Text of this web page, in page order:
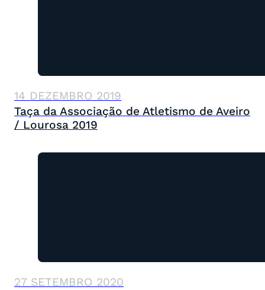
14 DEZEMBRO 2019
Taça da Associação de Atletismo de Aveiro
/ Lourosa 2019
27 SETEMBRO 2020